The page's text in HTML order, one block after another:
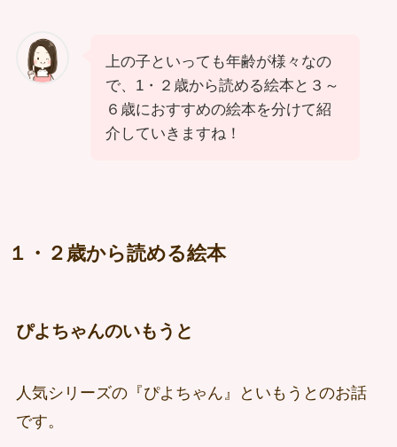
上の子といっても年齢が様々なの
で、1・２歳から読める絵本と３～
６歳におすすめの絵本を分けて紹
介していきますね！
１・２歳から読める絵本
ぴよちゃんのいもうと
人気シリーズの『ぴよちゃん』といもうとのお話
です。